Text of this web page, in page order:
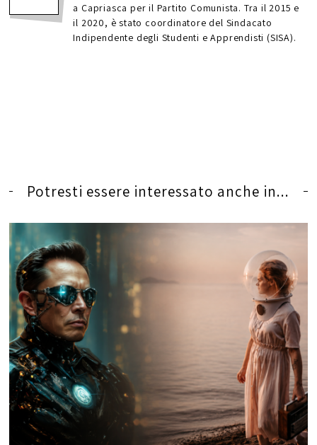
a Capriasca per il Partito Comunista. Tra il 2015 e
il 2020, è stato coordinatore del Sindacato
Indipendente degli Studenti e Apprendisti (SISA).
Potresti essere interessato anche in...